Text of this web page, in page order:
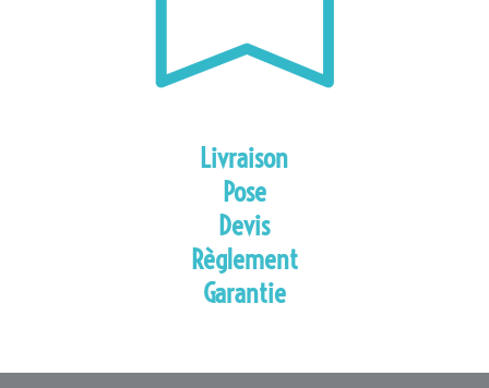
Livraison
Pose
Devis
Règlement
Garantie